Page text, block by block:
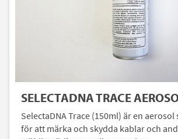
SELECTADNA TRACE
SelectaDNA Trace (150ml) är en aerosol
för att märka och skydda kablar och